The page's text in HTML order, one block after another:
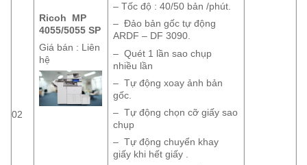
02
Ricoh MP
4055/5055 SP
Giá bán : Liên
hệ
– Tốc độ : 40/50 bản /phút.
– Đảo bản gốc tự động
ARDF – DF 3090.
– Quét 1 lần sao chụp
nhiều lần
– Tự động xoay ảnh bản
gốc.
– Tự động chọn cỡ giấy sao
chụp
– Tự động chuyển khay
giấy khi hết giấy .